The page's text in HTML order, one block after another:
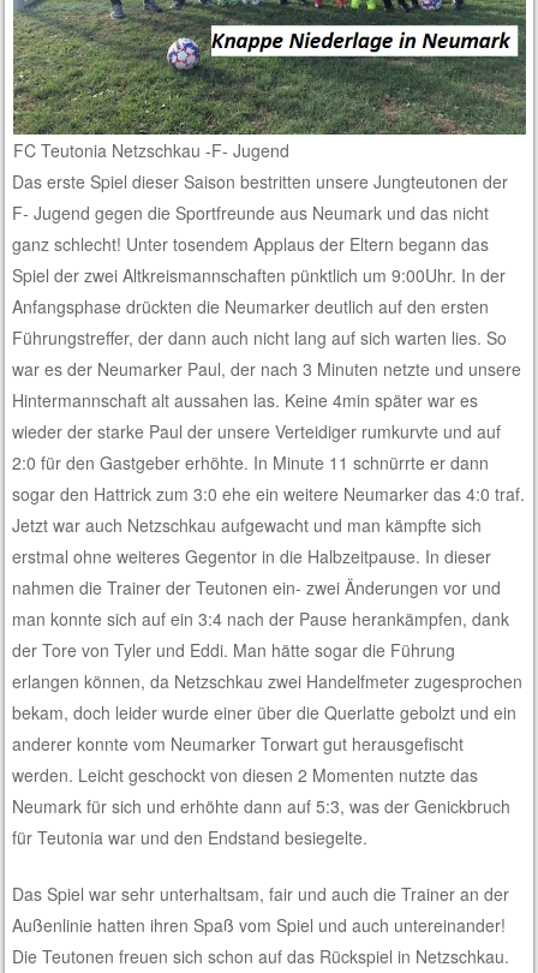
FC Teutonia Netzschkau -F- Jugend
Das erste Spiel dieser Saison bestritten unsere Jungteutonen der
F- Jugend gegen die Sportfreunde aus Neumark und das nicht
ganz schlecht! Unter tosendem Applaus der Eltern begann das
Spiel der zwei Altkreismannschaften pünktlich um 9:00Uhr. In der
Anfangsphase drückten die Neumarker deutlich auf den ersten
Führungstreffer, der dann auch nicht lang auf sich warten lies. So
war es der Neumarker Paul, der nach 3 Minuten netzte und unsere
Hintermannschaft alt aussahen las. Keine 4min später war es
wieder der starke Paul der unsere Verteidiger rumkurvte und auf
2:0 für den Gastgeber erhöhte. In Minute 11 schnürrte er dann
sogar den Hattrick zum 3:0 ehe ein weitere Neumarker das 4:0 traf.
Jetzt war auch Netzschkau aufgewacht und man kämpfte sich
erstmal ohne weiteres Gegentor in die Halbzeitpause. In dieser
nahmen die Trainer der Teutonen ein- zwei Änderungen vor und
man konnte sich auf ein 3:4 nach der Pause herankämpfen, dank
der Tore von Tyler und Eddi. Man hätte sogar die Führung
erlangen können, da Netzschkau zwei Handelfmeter zugesprochen
bekam, doch leider wurde einer über die Querlatte gebolzt und ein
anderer konnte vom Neumarker Torwart gut herausgefischt
werden. Leicht geschockt von diesen 2 Momenten nutzte das
Neumark für sich und erhöhte dann auf 5:3, was der Genickbruch
für Teutonia war und den Endstand besiegelte.
Das Spiel war sehr unterhaltsam, fair und auch die Trainer an der
Außenlinie hatten ihren Spaß vom Spiel und auch untereinander!
Die Teutonen freuen sich schon auf das Rückspiel in Netzschkau.